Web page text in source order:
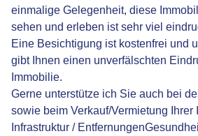
einmalige Gelegenheit, diese
sehen und erleben ist sehr viel
Eine Besichtigung ist kostenfrei und
gibt Ihnen einen unverfälschten
Immobilie.
Gerne unterstütze ich Sie auch bei
sowie beim Verkauf/Vermietung Ihrer
Infrastruktur /